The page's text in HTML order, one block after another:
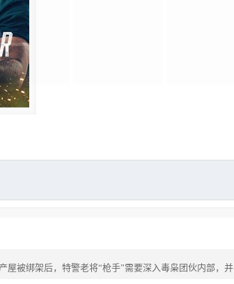
屋被绑架后，特警老将“枪手”需要深入毒枭团伙内部，